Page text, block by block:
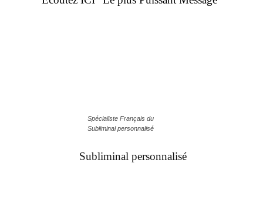
Spécialiste Français du
Subliminal personnalisé
Subliminal personnalisé